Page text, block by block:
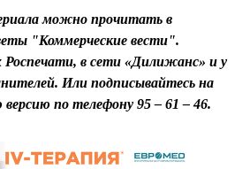
можно прочитать в
"Коммерческие вести".
Роспечати, в сети «Дилижанс» и у
Или подписывайтесь на
по телефону 95 – 61 – 46.